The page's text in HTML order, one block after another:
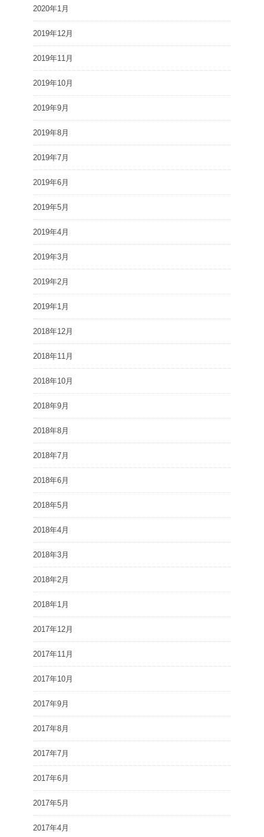
2020年1月
2019年12月
2019年11月
2019年10月
2019年9月
2019年8月
2019年7月
2019年6月
2019年5月
2019年4月
2019年3月
2019年2月
2019年1月
2018年12月
2018年11月
2018年10月
2018年9月
2018年8月
2018年7月
2018年6月
2018年5月
2018年4月
2018年3月
2018年2月
2018年1月
2017年12月
2017年11月
2017年10月
2017年9月
2017年8月
2017年7月
2017年6月
2017年5月
2017年4月